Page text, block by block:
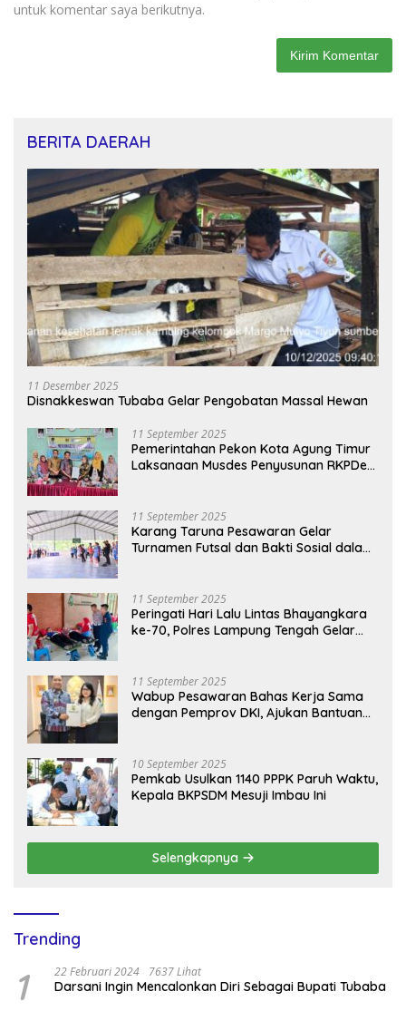
untuk komentar saya berikutnya.
BERITA DAERAH
11 Desember 2025
Disnakkeswan Tubaba Gelar Pengobatan Massal Hewan
11 September 2025
Pemerintahan Pekon Kota Agung Timur
Laksanaan Musdes Penyusunan RKPDes
11 September 2025
Karang Taruna Pesawaran Gelar
Turnamen Futsal dan Bakti Sosial dalam
11 September 2025
Peringati Hari Lalu Lintas Bhayangkara
ke-70, Polres Lampung Tengah Gelar
11 September 2025
Wabup Pesawaran Bahas Kerja Sama
dengan Pemprov DKI, Ajukan Bantuan
10 September 2025
Pemkab Usulkan 1140 PPPK Paruh Waktu,
Kepala BKPSDM Mesuji Imbau Ini
Selengkapnya
Trending
1 22 Februari 2024 7637 Lihat
Darsani Ingin Mencalonkan Diri Sebagai Bupati Tubaba